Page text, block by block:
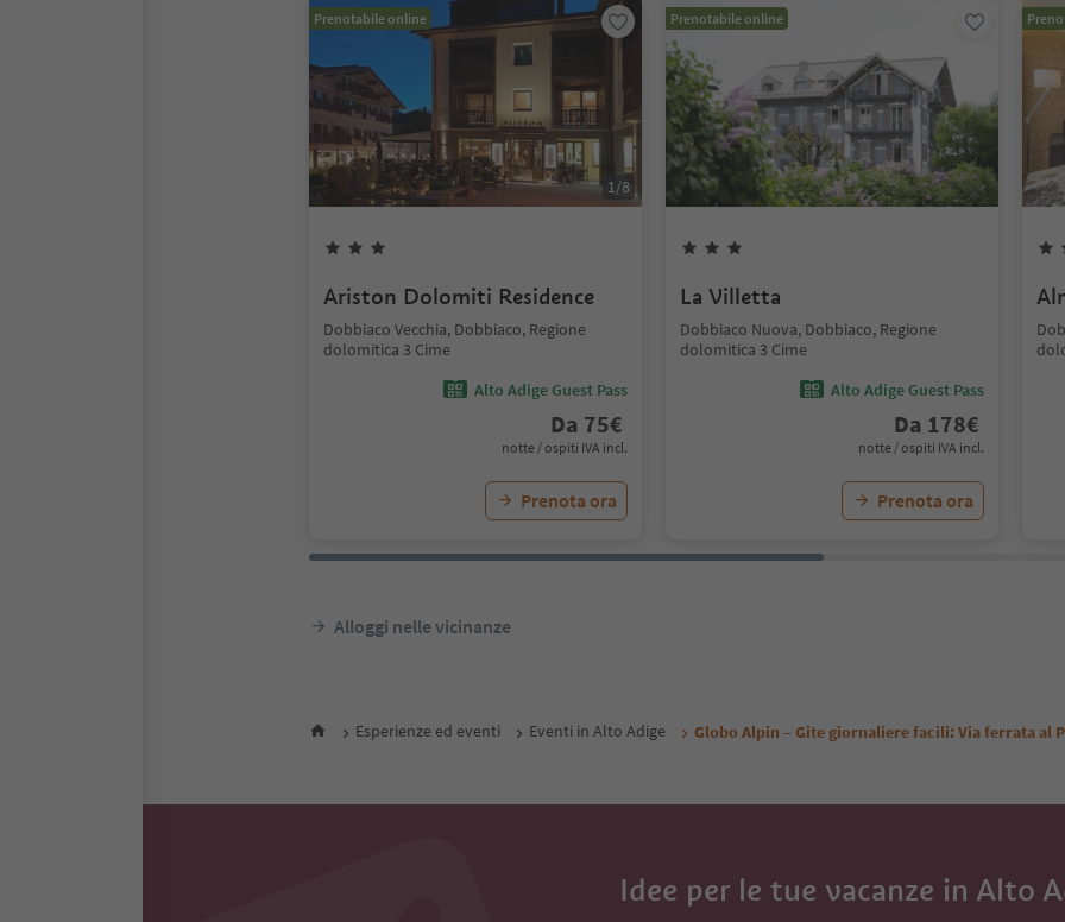
Prenotabile online
1/8
Ariston Dolomiti Residence
Dobbiaco Vecchia, Dobbiaco, Regione
dolomitica 3 Cime
Alto Adige Guest Pass
Da 75€
notte / ospiti IVA incl.
Prenota ora
Prenotabile online
La Villetta
Dobbiaco Nuova, Dobbiaco, Regione
dolomitica 3 Cime
Alto Adige Guest Pass
Da 178€
notte / ospiti IVA incl.
Prenota ora
Alloggi nelle vicinanze
Esperienze ed eventi Eventi in Alto Adige Globo Alpin – Gite giornaliere facili: Via ferrata al
Idee per le tue vacanze in Alto